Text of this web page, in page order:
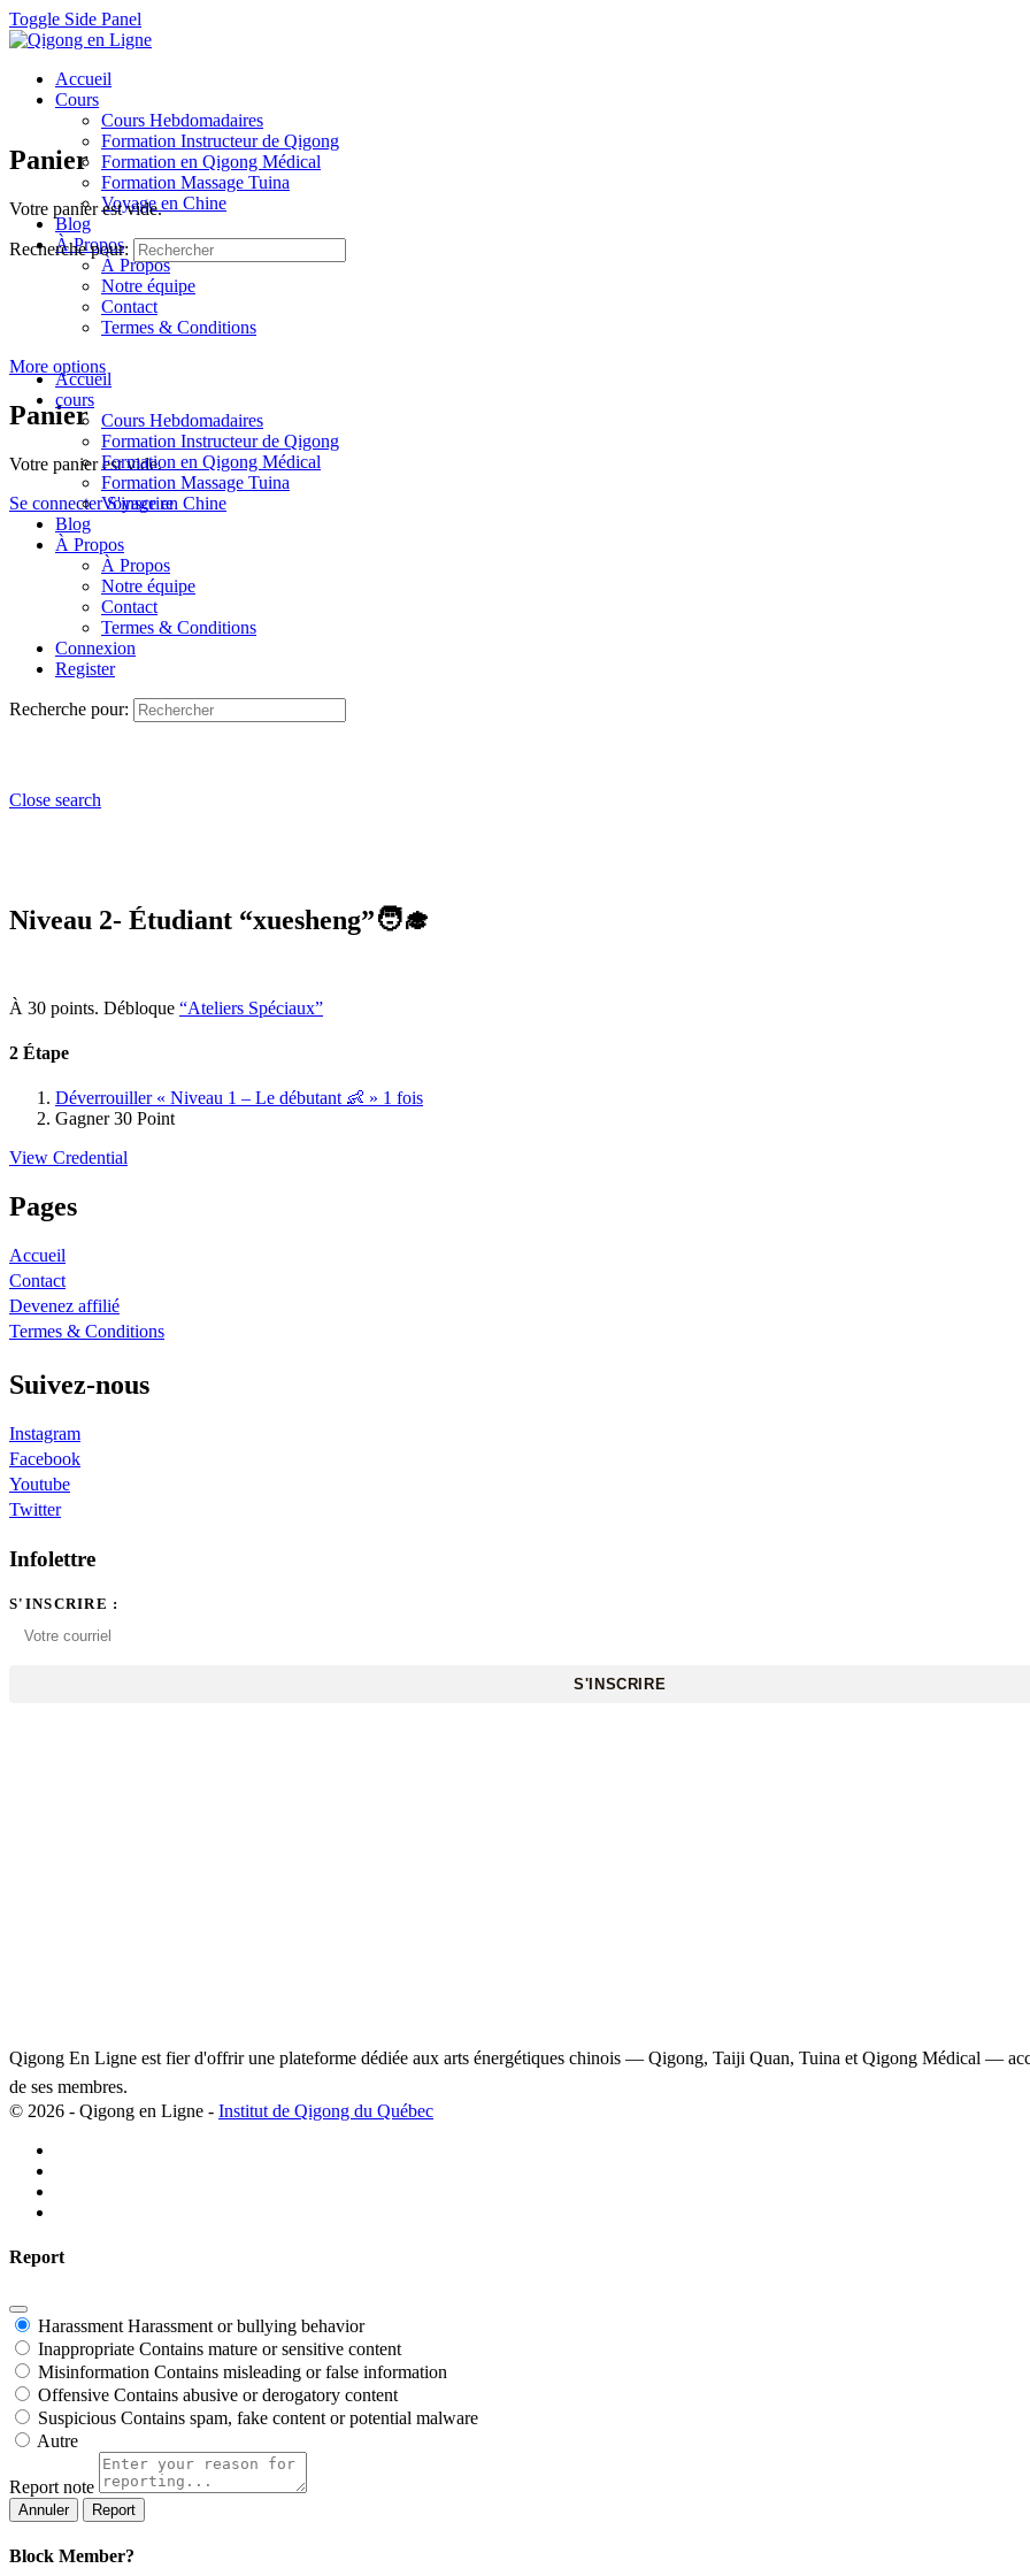
Toggle Side Panel
Accueil
Cours
Cours Hebdomadaires
Formation Instructeur de Qigong
Formation en Qigong Médical
Formation Massage Tuina
Voyage en Chine
Blog
À Propos
À Propos
Notre équipe
Contact
Termes & Conditions
More options
Panier
Votre panier est vide.
Se connecter S'inscrire
Panier
Votre panier est vide.
Recherche pour:
Accueil
cours
Cours Hebdomadaires
Formation Instructeur de Qigong
Formation en Qigong Médical
Formation Massage Tuina
Voyage en Chine
Blog
À Propos
À Propos
Notre équipe
Contact
Termes & Conditions
Connexion
Register
Recherche pour:
Close search
Niveau 2- Étudiant “xuesheng”🧑‍🎓
À 30 points. Débloque “Ateliers Spéciaux”
2 Étape
Déverrouiller « Niveau 1 – Le débutant 👶 » 1 fois
Gagner 30 Point
View Credential
Pages
Accueil
Contact
Devenez affilié
Termes & Conditions
Suivez-nous
Instagram
Facebook
Youtube
Twitter
Infolettre
S'INSCRIRE :
S'INSCRIRE
Qigong En Ligne est fier d'offrir une plateforme dédiée aux arts énergétiques chinois — Qigong, Taiji Quan, Tuina et Qigong Médical —
de ses membres.
© 2026 - Qigong en Ligne - Institut de Qigong du Québec
Report
Harassment Harassment or bullying behavior
Inappropriate Contains mature or sensitive content
Misinformation Contains misleading or false information
Offensive Contains abusive or derogatory content
Suspicious Contains spam, fake content or potential malware
Autre
Report note
Report
Block Member?